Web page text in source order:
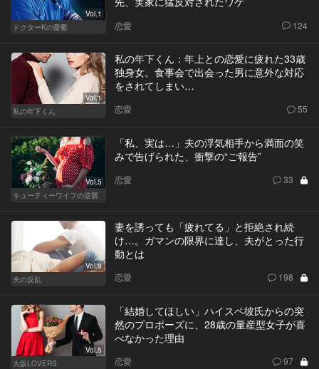
Vol.1
ドクターKの憂鬱
恋愛 124
Vol.1
私の年下くん
私の年下くん：年上との恋愛に疲れた33歳
独身女。食事会で出会った男に意外な対応
をされてしまい…
恋愛 55
Vol.5
キューティーワイフの逆襲
「私、実は…」夫の浮気相手から満面の笑
みで告げられた、衝撃の“ご報告”
恋愛 33
Vol.9
夫の反乱
妻を誘っても「疲れてる」と拒絶され続
け…。ガマンの限界に達し、夫がとった行
動とは
恋愛 198
Vol.5
大阪LOVERS
「結婚してほしい」ハイスペ彼氏からの突
然のプロポーズに、28歳の量産型女子が喜
べなかった理由
恋愛 97